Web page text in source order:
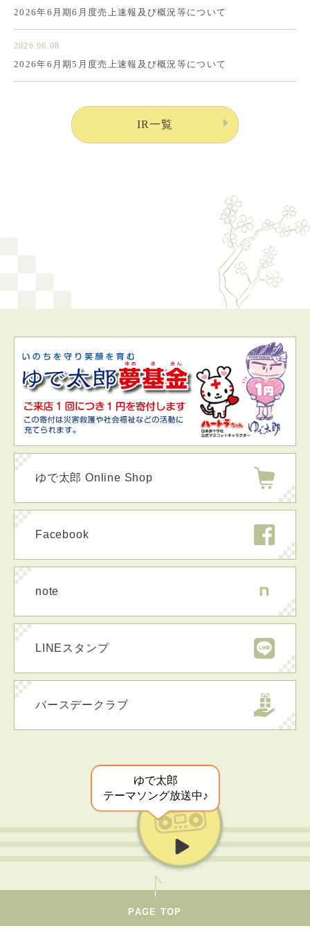
2026年6月期6月度売上速報及び概況等について
2026.06.08
2026年6月期5月度売上速報及び概況等について
IR一覧
ゆで太郎 Online Shop
Facebook
note
LINEスタンプ
バースデークラブ
ゆで太郎
テーマソング放送中♪
PAGE TOP